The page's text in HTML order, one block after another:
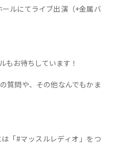
ルにてライブ出演（+金属バ
もお待ちしています！
質問や、その他なんでもかま
「#マッスルレディオ」をつ